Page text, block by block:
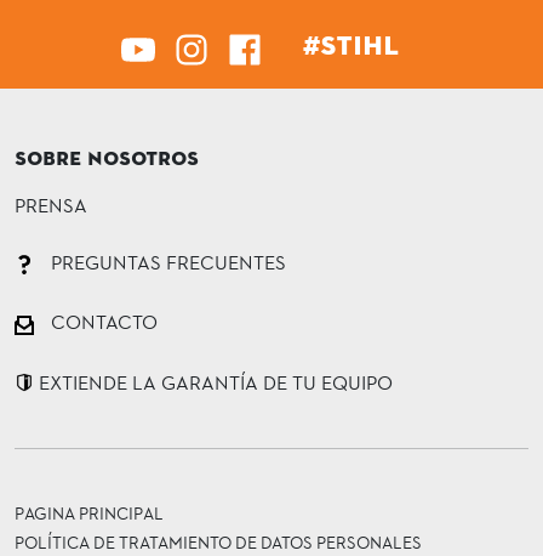
#STIHL
SOBRE NOSOTROS
PRENSA
PREGUNTAS FRECUENTES
CONTACTO
EXTIENDE LA GARANTÍA DE TU EQUIPO
PAGINA PRINCIPAL
POLÍTICA DE TRATAMIENTO DE DATOS PERSONALES